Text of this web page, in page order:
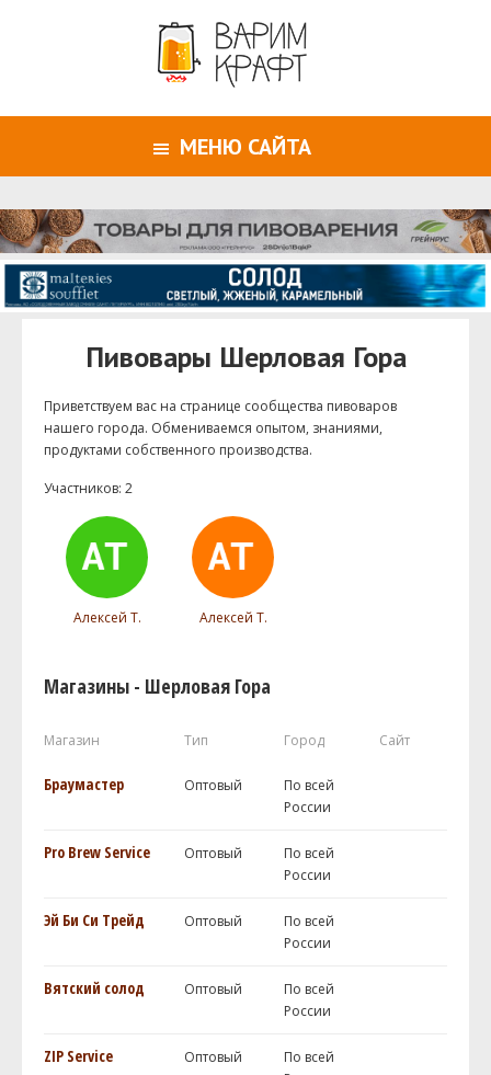
МЕНЮ САЙТА
Пивовары Шерловая Гора
Приветствуем ваc на странице сообщества пивоваров
нашего города. Обмениваемся опытом, знаниями,
продуктами собственного производства.
Участников: 2
Алексей Т. Алексей Т.
Магазины - Шерловая Гора
Магазин Тип Город Сайт
Браумастер Оптовый
По всей
России
Pro Brew Service Оптовый
По всей
России
Эй Би Си Трейд Оптовый
По всей
России
Вятский солод Оптовый
По всей
России
ZIP Service Оптовый
По всей